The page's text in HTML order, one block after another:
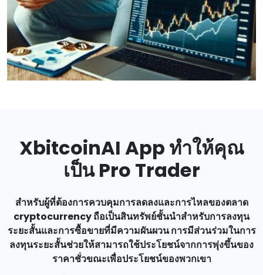
XbitcoinAI App ทําให้คุณ
เป็น Pro Trader
สําหรับผู้ที่ต้องการควบคุมการลดลงและการไหลของตลาด
cryptocurrency ถือเป็นสินทรัพย์ชั้นนําสําหรับการลงทุน
ระยะสั้นและการซื้อขายที่มีความผันผวน การมีส่วนร่วมในการ
ลงทุนระยะสั้นช่วยให้สามารถใช้ประโยชน์จากการพุ่งขึ้นของ
ราคาชั่วขณะเพื่อประโยชน์ของพวกเขา